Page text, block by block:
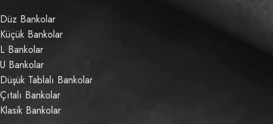
Düz Bankolar
Küçük Bankolar
L Bankolar
U Bankolar
Düşük Tablalı Bankolar
Çıtalı Bankolar
Klasik Bankolar